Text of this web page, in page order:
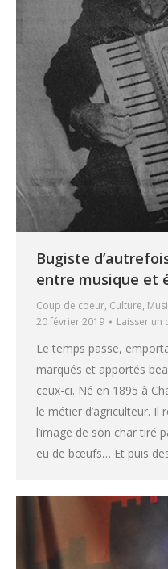
Bugiste
entre musique et
Coup de coeur, Culture,
20 février 2019
Laisser un
Le temps passe,
marqués et apportés
ceux-ci. Né en 1895 à
le métier d’agriculteur. Il
l’image de son char tiré
eu de bœufs… Et puis